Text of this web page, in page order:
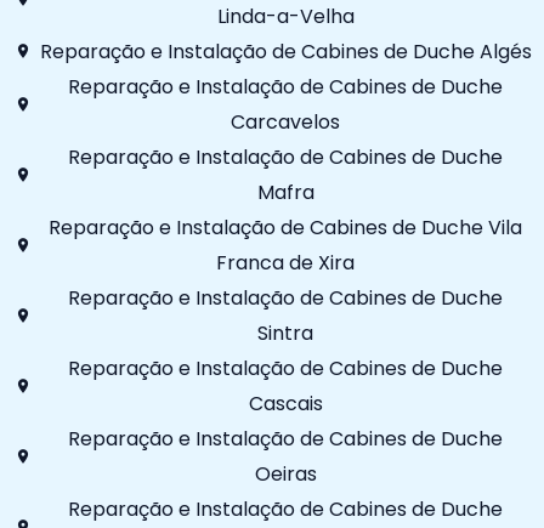
Linda-a-Velha
Reparação e Instalação de Cabines de Duche Algés
Reparação e Instalação de Cabines de Duche
Carcavelos
Reparação e Instalação de Cabines de Duche
Mafra
Reparação e Instalação de Cabines de Duche Vila
Franca de Xira
Reparação e Instalação de Cabines de Duche
Sintra
Reparação e Instalação de Cabines de Duche
Cascais
Reparação e Instalação de Cabines de Duche
Oeiras
Reparação e Instalação de Cabines de Duche